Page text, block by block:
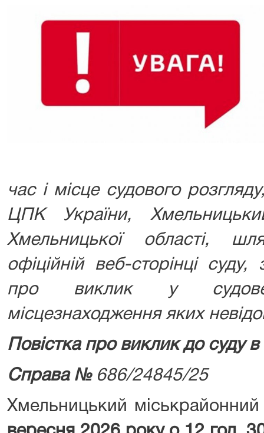
час і місце судового
ЦПК України,
Хмельницької області,
офіційній веб-сторінці
про виклик у судове
місцезнаходження яких
Повістка про виклик до суду в
Справа № 686/24845/25
Хмельницький